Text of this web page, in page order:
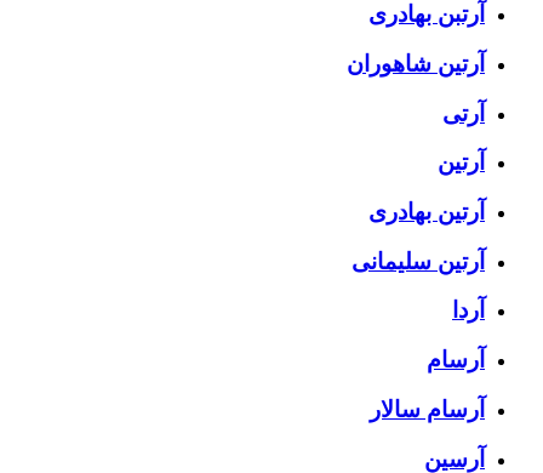
آرتبن بهادری
آرتين شاهوران
آرتی
آرتین
آرتین بهادری
آرتین سلیمانی
آردا
آرسام
آرسام سالار
آرسین